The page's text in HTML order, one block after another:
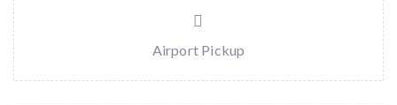
Airport Pickup